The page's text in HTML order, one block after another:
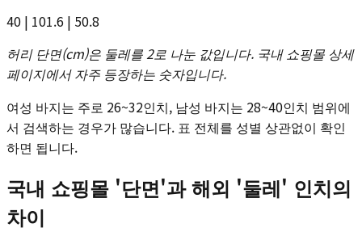
40 | 101.6 | 50.8
허리 단면(cm)은 둘레를 2로 나눈 값입니다. 국내 쇼핑몰 상세
페이지에서 자주 등장하는 숫자입니다.
여성 바지는 주로 26~32인치, 남성 바지는 28~40인치 범위에
서 검색하는 경우가 많습니다. 표 전체를 성별 상관없이 확인
하면 됩니다.
국내 쇼핑몰 '단면'과 해외 '둘레' 인치의
차이